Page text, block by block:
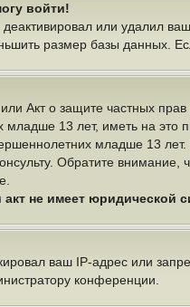
войти!
или удалил
размер базы данных.
Акт о защите частных
13 лет, иметь на это
младше 13
Обратите
не имеет юридической
ваш IP-адрес или
конференции.